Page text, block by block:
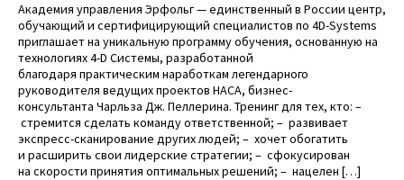
Академия управления Эрфольг — единственный в России центр,
обучающий и сертифицирующий специалистов по 4D-Systems
приглашает на уникальную программу обучения, основанную на
технологиях 4-D Системы, разработанной
благодаря практическим наработкам легендарного
руководителя ведущих проектов НАСА, бизнес-
консультанта Чарльза Дж. Пеллерина. Тренинг для тех, кто: –
стремится сделать команду ответственной; – развивает
экспресс-сканирование других людей; – хочет обогатить
и расширить свои лидерские стратегии; – сфокусирован
на скорости принятия оптимальных решений; – нацелен […]